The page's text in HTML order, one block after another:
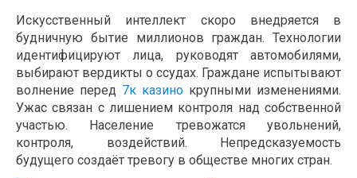
Искусственный интеллект скоро внедряется в
будничную бытие миллионов граждан. Технологии
идентифицируют лица, руководят автомобилями,
выбирают вердикты о ссудах. Граждане испытывают
волнение перед 7к казино крупными изменениями.
Ужас связан с лишением контроля над собственной
участью. Население тревожатся увольнений,
контроля, воздействий. Непредсказуемость
будущего создаёт тревогу в обществе многих стран.